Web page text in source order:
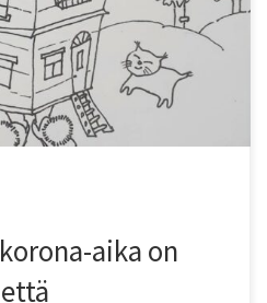
lood on suunniteltu koko
”Korona-aika on
mahdollisuus kirjan
ja lasten kerhoja ei ole
aika on